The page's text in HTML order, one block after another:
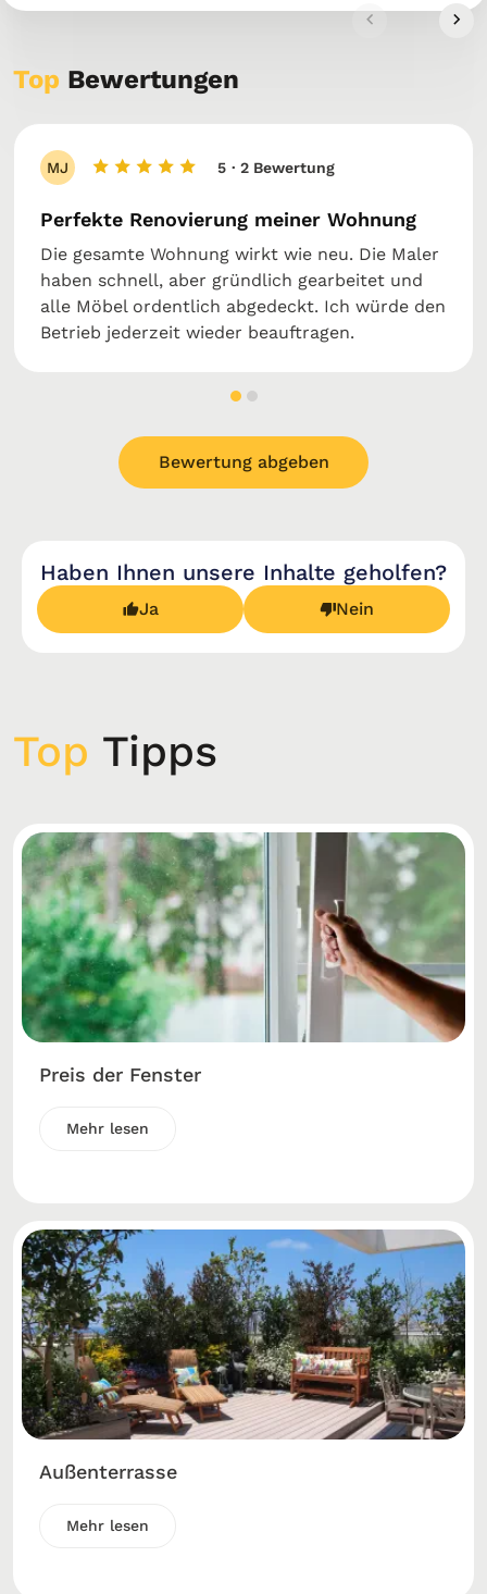
Top Bewertungen
MJ 5 · 2 Bewertung
Perfekte Renovierung meiner Wohnung
Die gesamte Wohnung wirkt wie neu. Die Maler
haben schnell, aber gründlich gearbeitet und
alle Möbel ordentlich abgedeckt. Ich würde den
Betrieb jederzeit wieder beauftragen.
Bewertung abgeben
Haben Ihnen unsere Inhalte geholfen?
Ja Nein
Top Tipps
Preis der Fenster
Mehr lesen
Außenterrasse
Mehr lesen